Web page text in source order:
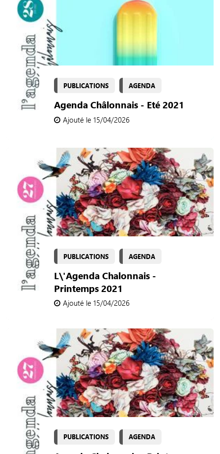
PUBLICATIONS AGENDA
Agenda Châlonnais - Eté 2021
Ajouté le 15/04/2026
PUBLICATIONS AGENDA
L\'Agenda Chalonnais -
Printemps 2021
Ajouté le 15/04/2026
PUBLICATIONS AGENDA